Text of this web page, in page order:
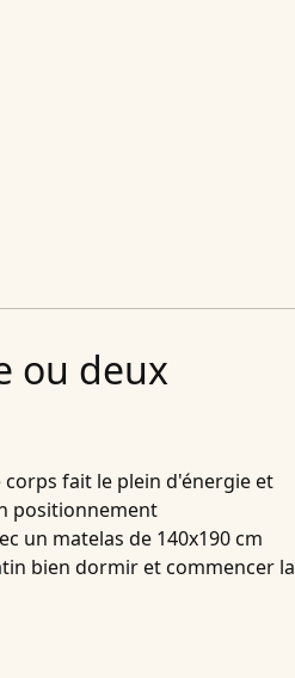
ou deux
fait le plein d'énergie et
positionnement
un matelas de 140x190 cm
bien dormir et commencer la